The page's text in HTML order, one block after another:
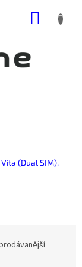
(Dual SIM),